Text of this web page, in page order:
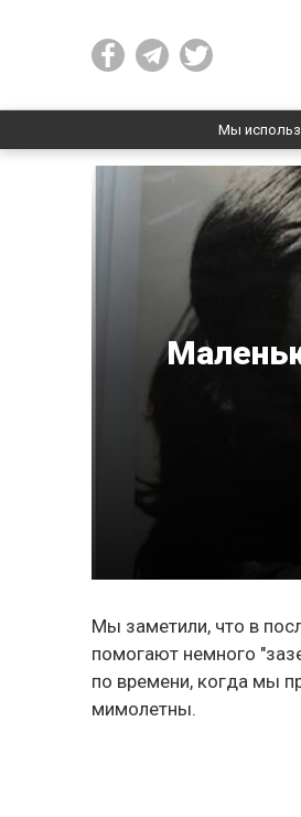
Мы
Мы заметили, что в
помогают немного
по времени, когда мы
мимолетны.